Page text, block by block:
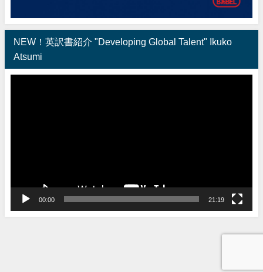
NEW！英訳書紹介 "Developing Global Talent" Ikuko
Atsumi
00:00 21:19